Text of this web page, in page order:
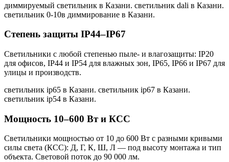
диммируемый светильник в Казани. светильник dali в Казани.
светильник 0-10в диммирование в Казани.
Степень защиты IP44–IP67
Светильники с любой степенью пыле- и влагозащиты: IP20
для офисов, IP44 и IP54 для влажных зон, IP65, IP66 и IP67 для
улицы и производств.
светильник ip65 в Казани. светильник ip67 в Казани.
светильник ip54 в Казани.
Мощность 10–600 Вт и КСС
Светильники мощностью от 10 до 600 Вт с разными кривыми
силы света (КСС): Д, Г, К, Ш, Л — под высоту монтажа и тип
объекта. Световой поток до 90 000 лм.